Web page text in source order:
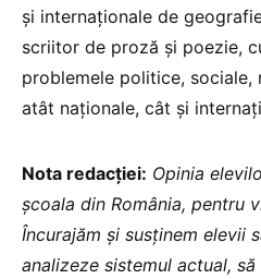
și internaționale de
scriitor de proză și poezie,
problemele politice, sociale,
atât naționale, cât și
Nota redacției: Opinia
școala din România, pentru
Încurajăm și susținem elevii
analizeze sistemul actual,